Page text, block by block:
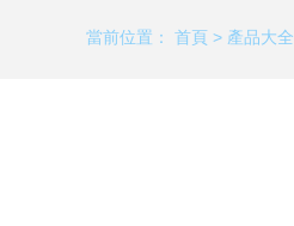
當前位置： 首頁 > 產品大全